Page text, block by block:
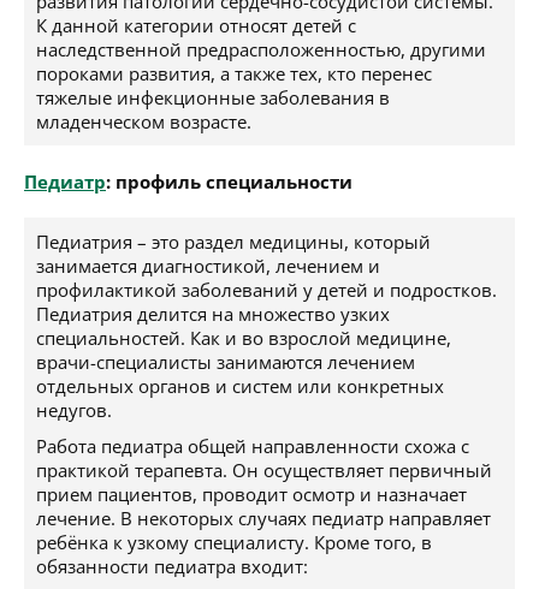
К данной категории относят детей с
наследственной предрасположенностью, другими
пороками развития, а также тех, кто перенес
тяжелые инфекционные заболевания в
младенческом возрасте.
Педиатр: профиль специальности
Педиатрия – это раздел медицины, который
занимается диагностикой, лечением и
профилактикой заболеваний у детей и подростков.
Педиатрия делится на множество узких
специальностей. Как и во взрослой медицине,
врачи-специалисты занимаются лечением
отдельных органов и систем или конкретных
недугов.
Работа педиатра общей направленности схожа с
практикой терапевта. Он осуществляет первичный
прием пациентов, проводит осмотр и назначает
лечение. В некоторых случаях педиатр направляет
ребёнка к узкому специалисту. Кроме того, в
обязанности педиатра входит: